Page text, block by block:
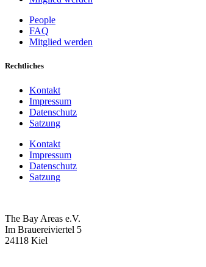
People
FAQ
Mitglied werden
Rechtliches
Kontakt
Impressum
Datenschutz
Satzung
Kontakt
Impressum
Datenschutz
Satzung
The Bay Areas e.V.
Im Brauereiviertel 5
24118 Kiel